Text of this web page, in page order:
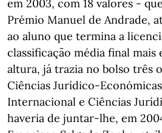
em 2003, com 18 valores -
Prémio Manuel de Andrade,
ao aluno que termina a
classificação média final mais
altura, já trazia no bolso três
Ciências Jurídico-
Internacional e Ciências
haveria de juntar-lhe, em